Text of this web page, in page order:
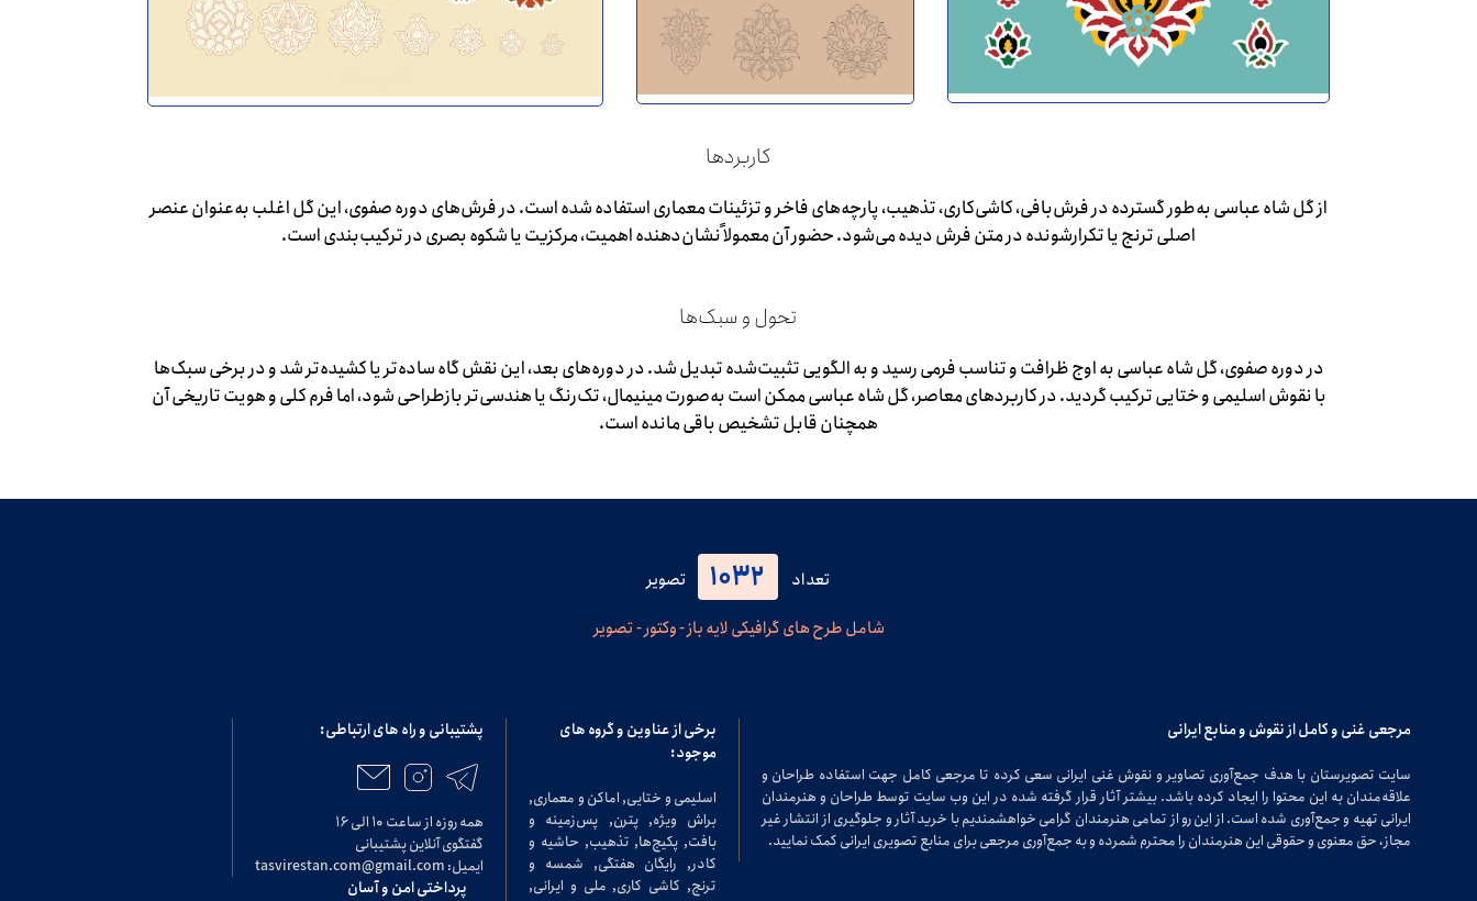
کاربردها
از گل شاه عباسی به‌طور گسترده در فرش‌بافی، کاشی‌کاری، تذهیب، پارچه‌های فاخر و تزئینات معماری استفاده شده است. در فرش‌های دوره صفوی، این گل اغلب به‌عنوان عنصر
اصلی ترنج یا تکرارشونده در متن فرش دیده می‌شود. حضور آن معمولاً نشان‌دهنده اهمیت، مرکزیت یا شکوه بصری در ترکیب‌بندی است.
تحول و سبک‌ها
در دوره صفوی، گل شاه عباسی به اوج ظرافت و تناسب فرمی رسید و به الگویی تثبیت‌شده تبدیل شد. در دوره‌های بعد، این نقش گاه ساده‌تر یا کشیده‌تر شد و در برخی سبک‌ها
با نقوش اسلیمی و ختایی ترکیب گردید. در کاربردهای معاصر، گل شاه عباسی ممکن است به‌صورت مینیمال، تک‌رنگ یا هندسی‌تر بازطراحی شود، اما فرم کلی و هویت تاریخی آن
همچنان قابل تشخیص باقی مانده است.
تعداد 1032
تصویر
شامل طرح های گرافیکی لایه باز - وکتور - تصویر
مرجعی غنی و کامل از نقوش و منابع ایرانی
سایت تصویرستان با هدف جمع‌آوری تصاویر و نقوش غنی ایرانی سعی کرده تا مرجعی کامل جهت استفاده طراحان و
علاقه‌مندان به این محتوا را ایجاد کرده باشد. بیشتر آثار قرار گرفته شده در این وب سایت توسط طراحان و هنرمندان
ایرانی تهیه و جمع‌آوری شده است. از این رو از تمامی هنرمندان گرامی خواهشمندیم با خرید آثار و جلوگیری از انتشار غیر
مجاز، حق معنوی و حقوقی این هنرمندان را محترم شمرده و به جمع‌آوری مرجعی برای منابع تصویری ایرانی کمک نمایید.
برخی از عناوین و گروه های
موجود:
اسلیمی و ختایی, اماکن و معماری,
براش ویژه, پترن, پس‌زمینه و
بافت, پکیج‌ها, تذهیب, حاشیه و
کادر, رایگان هفتگی, شمسه و
ترنج, کاشی کاری, ملی و ایرانی,
پشتیبانی و راه های ارتباطی:
همه روزه از ساعت ۱۰ الی ۱۶
گفتگوی آنلاین پشتیبانی
ایمیل: tasvirestan.com@gmail.com
پرداختی امن و آسان